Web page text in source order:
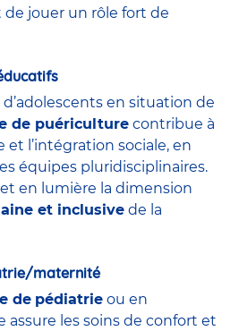
de jouer un rôle fort de
en situation de
de puériculture contribue à
et l’intégration sociale, en
équipes pluridisciplinaires.
en lumière la dimension
et inclusive de la
maternité
de pédiatrie ou en
assure les soins de confort et